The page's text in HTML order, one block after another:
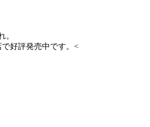
。
好評発売中です。<